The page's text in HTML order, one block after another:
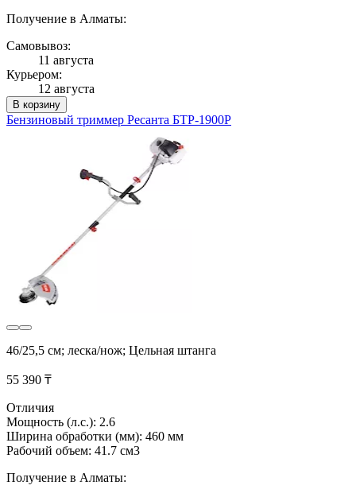
Получение в Алматы:
Самовывоз:
11 августа
Курьером:
12 августа
В корзину
Бензиновый триммер Ресанта БТР-1900Р
46/25,5 см; леска/нож; Цельная штанга
55 390 ₸
Отличия
Мощность (л.с.): 2.6
Ширина обработки (мм): 460 мм
Рабочий объем: 41.7 см3
Получение в Алматы: